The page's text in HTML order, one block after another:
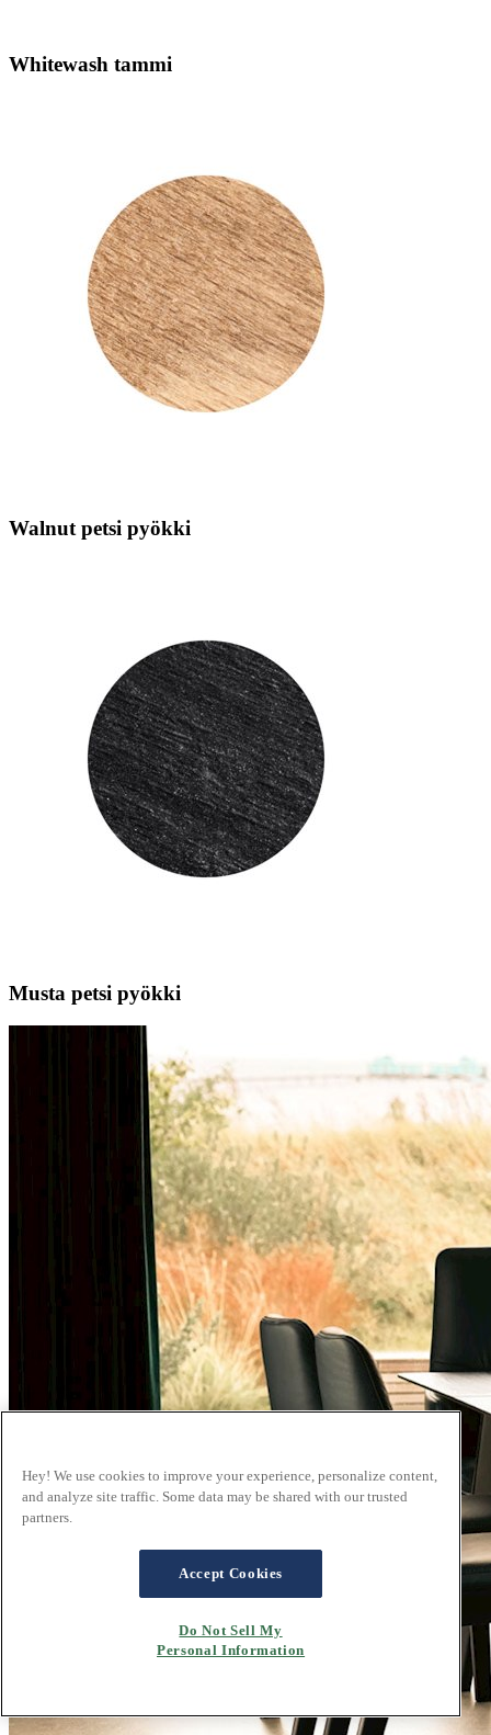
Whitewash tammi
Walnut petsi pyökki
Musta petsi pyökki
Hey! We use cookies to improve your experience, personalize content,
and analyze site traffic. Some data may be shared with our trusted
partners.
Accept Cookies
Do Not Sell My
Personal Information